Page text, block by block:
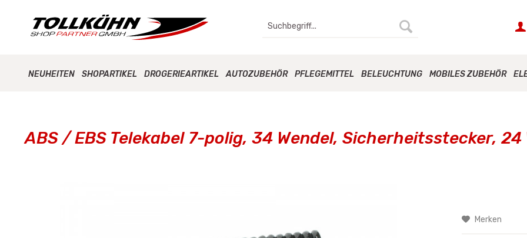
NEUHEITEN SHOPARTIKEL DROGERIEARTIKEL AUTOZUBEHÖR PFLEGEMITTEL BELEUCHTUNG MOBILES ZUBEHÖR
ABS / EBS Telekabel 7-polig, 34 Wendel, Sicherheitsstecker, 24
Merken